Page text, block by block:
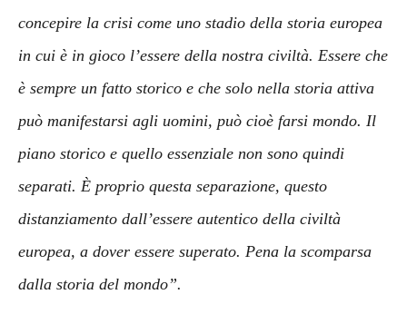
concepire la crisi come uno stadio della storia europea
in cui è in gioco l’essere della nostra civiltà. Essere che
è sempre un fatto storico e che solo nella storia attiva
può manifestarsi agli uomini, può cioè farsi mondo. Il
piano storico e quello essenziale non sono quindi
separati. È proprio questa separazione, questo
distanziamento dall’essere autentico della civiltà
europea, a dover essere superato. Pena la scomparsa
dalla storia del mondo”.